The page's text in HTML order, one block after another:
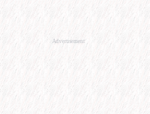
Advertisement